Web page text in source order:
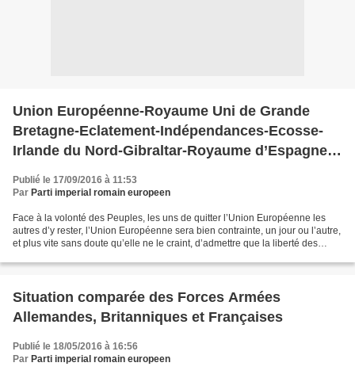
Union Européenne-Royaume Uni de Grande
Bretagne-Eclatement-Indépendances-Ecosse-
Irlande du Nord-Gibraltar-Royaume d’Espagne-
Catalogne-Pays Basque
Publié le 17/09/2016 à 11:53
Par Parti imperial romain europeen
Face à la volonté des Peuples, les uns de quitter l’Union Européenne les
autres d’y rester, l’Union Européenne sera bien contrainte, un jour ou l’autre,
et plus vite sans doute qu’elle ne le craint, d’admettre que la liberté des
Situation comparée des Forces Armées
Allemandes, Britanniques et Françaises
Publié le 18/05/2016 à 16:56
Par Parti imperial romain europeen